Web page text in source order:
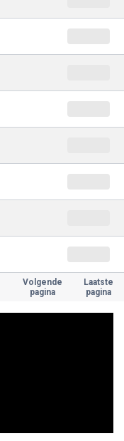
Volgende
pagina
Laatste
pagina